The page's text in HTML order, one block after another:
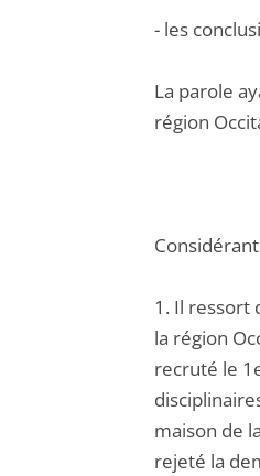
- les
La parole
région
1. Il ressort
la région
recruté le
maison de
rejeté la